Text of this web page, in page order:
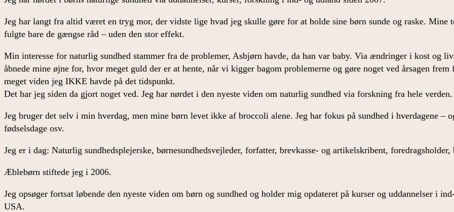
Jeg har langt fra altid været en tryg mor, der vidste lige hvad jeg skulle gøre for at holde sine børn sunde og raske. Mine
fulgte bare de gængse råd – uden den stor effekt.
Min interesse for naturlig sundhed stammer fra de problemer, Asbjørn havde, da han var baby. Via ændringer i kost og
åbnede mine øjne for, hvor meget guld der er at hente, når vi kigger bagom problemerne og gøre noget ved årsagen
meget viden jeg IKKE havde på det tidspunkt.
Det har jeg siden da gjort noget ved. Jeg har nørdet i den nyeste viden om naturlig sundhed via forskning fra hele verden.
Jeg bruger det selv i min hverdag, men mine børn levet ikke af broccoli alene. Jeg har fokus på sundhed i hverdagene –
fødselsdage osv.
Jeg er i dag: Naturlig sundhedsplejerske, børnesundhedsvejleder, forfatter, brevkasse- og artikelskribent,
Æblebørn stiftede jeg i 2006.
Jeg opsøger fortsat løbende den nyeste viden om børn og sundhed og holder mig opdateret på kurser og uddannelser i
USA.